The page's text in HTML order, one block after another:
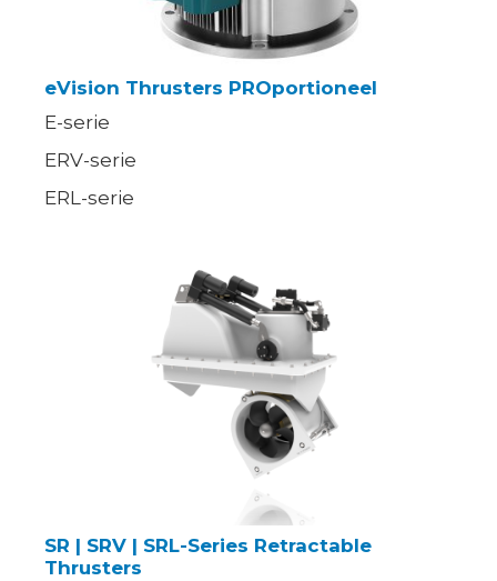
eVision Thrusters PROportioneel
E-serie
ERV-serie
ERL-serie
SR | SRV | SRL-Series Retractable
Thrusters